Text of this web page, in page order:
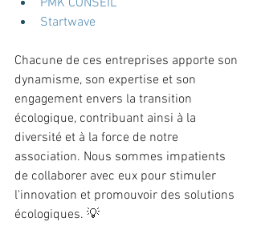
PMK CONSEIL
Startwave
Chacune de ces entreprises apporte son
dynamisme, son expertise et son
engagement envers la transition
écologique, contribuant ainsi à la
diversité et à la force de notre
association. Nous sommes impatients
de collaborer avec eux pour stimuler
l'innovation et promouvoir des solutions
écologiques. 💡